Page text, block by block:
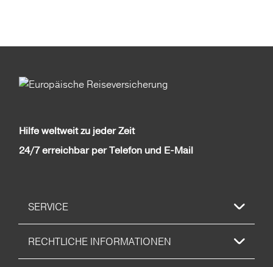
Hilfe weltweit zu jeder Zeit
24/7 erreichbar per Telefon und E-Mail
SERVICE
RECHTLICHE INFORMATIONEN